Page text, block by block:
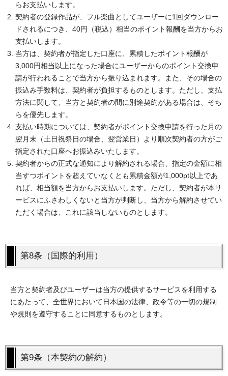
らお支払いします。
契約者の登録作品が、フル楽曲としてユーザーに1回ダウンロー
ドされるにつき、40円（税込）相当のポイント報酬を当方からお
支払いします。
当方は、契約者が指定した口座に、累積したポイント報酬が
3,000円相当以上になった場合にユーザーからのポイント交換申
請が行われることで当方から振り込まれます。また、その場合の
振込み手数料は、契約者が負担するものとします。ただし、支払
方法に関して、当方と契約者の間に別途契約がある場合は、そち
らを優先します。
支払い時期については、契約者がポイント交換申請を行った月の
翌月末（土日祝祭日の場合、翌営業日）より順次契約者の方がご
指定された口座へお振込みいたします。
契約者からの正式な通知により解約される場合、指定の金額に相
当すつポイントを超えていなくとも累積金額が1,000pt以上であ
れば、相当額を当方からお支払いします。ただし、契約者が本サ
ービスにふさわしくないと当方が判断し、当方から解約させてい
ただく場合は、これに該当しないものとします。
第8条（国際的利用）
当方と契約者及びユーザーは当方の提供するサービスを利用する
にあたって、全世界において日本国の法律、政令等の一切の規制
や規則を遵守することに同意するものとします。
第9条（本契約の解約）